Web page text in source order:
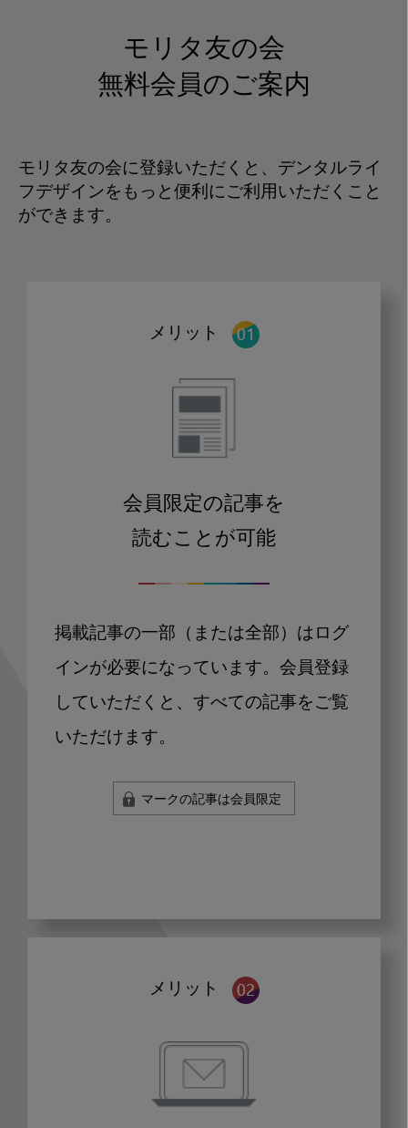
モリタ友の会
無料会員のご案内
モリタ友の会に登録いただくと、デンタルライ
フデザインをもっと便利にご利用いただくこと
ができます。
メリット
会員限定の記事を
読むことが可能
掲載記事の一部（または全部）はログ
インが必要になっています。会員登録
していただくと、すべての記事をご覧
いただけます。
マークの記事は会員限定
メリット